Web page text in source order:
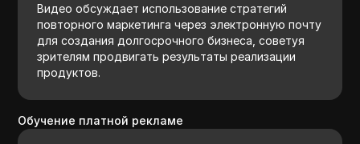
Видео обсуждает использование стратегий
повторного маркетинга через электронную почту
для создания долгосрочного бизнеса, советуя
зрителям продвигать результаты реализации
продуктов.
Обучение платной рекламе